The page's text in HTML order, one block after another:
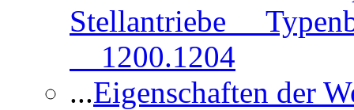
Stellantriebe
1200.1204
...Eigenschaften der